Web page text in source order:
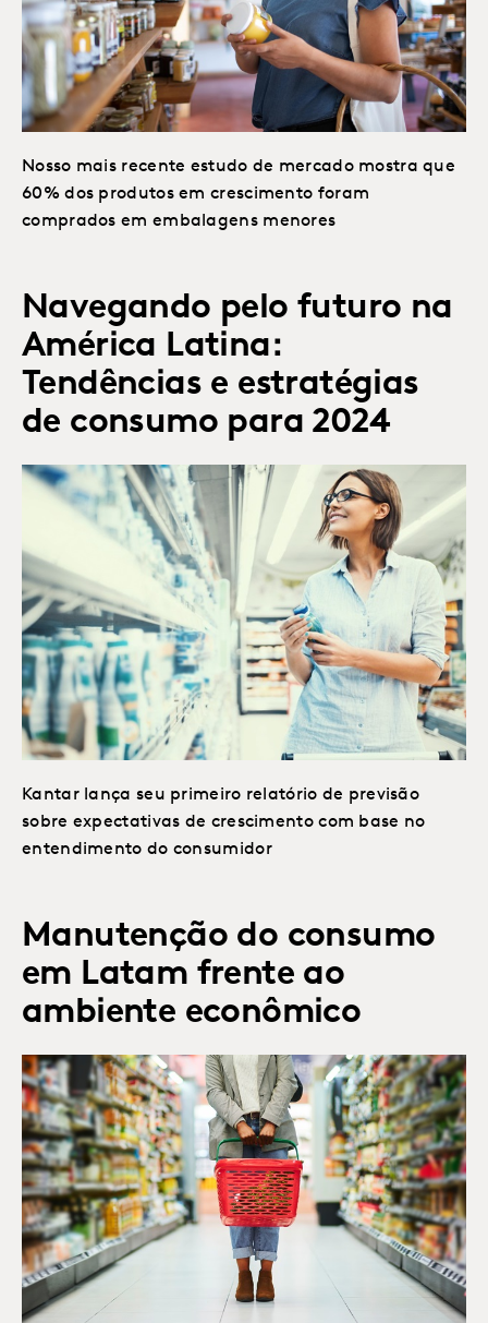
Nosso mais recente estudo de mercado mostra que
60% dos produtos em crescimento foram
comprados em embalagens menores
Navegando pelo futuro na
América Latina:
Tendências e estratégias
de consumo para 2024
Kantar lança seu primeiro relatório de previsão
sobre expectativas de crescimento com base no
entendimento do consumidor
Manutenção do consumo
em Latam frente ao
ambiente econômico